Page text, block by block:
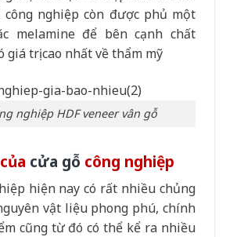
công nghiệp còn được phủ một
melamine để bên cạnh chất
giá trị cao nhất về thẩm mỹ
nghiệp HDF veneer vân gỗ
cửa gỗ công nghiệp
hiện nay có rất nhiều chủng
vật liệu phong phú, chính
cũng từ đó có thể kể ra nhiều